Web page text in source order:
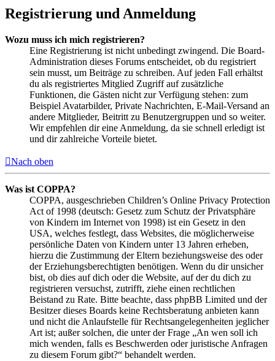
Registrierung und Anmeldung
Wozu muss ich mich registrieren?
Eine Registrierung ist nicht unbedingt zwingend. Die Board-
Administration dieses Forums entscheidet, ob du registriert
sein musst, um Beiträge zu schreiben. Auf jeden Fall erhältst
du als registriertes Mitglied Zugriff auf zusätzliche
Funktionen, die Gästen nicht zur Verfügung stehen: zum
Beispiel Avatarbilder, Private Nachrichten, E-Mail-Versand an
andere Mitglieder, Beitritt zu Benutzergruppen und so weiter.
Wir empfehlen dir eine Anmeldung, da sie schnell erledigt ist
und dir zahlreiche Vorteile bietet.
Nach oben
Was ist COPPA?
COPPA, ausgeschrieben Children’s Online Privacy Protection
Act of 1998 (deutsch: Gesetz zum Schutz der Privatsphäre
von Kindern im Internet von 1998) ist ein Gesetz in den
USA, welches festlegt, dass Websites, die möglicherweise
persönliche Daten von Kindern unter 13 Jahren erheben,
hierzu die Zustimmung der Eltern beziehungsweise des oder
der Erziehungsberechtigten benötigen. Wenn du dir unsicher
bist, ob dies auf dich oder die Website, auf der du dich zu
registrieren versuchst, zutrifft, ziehe einen rechtlichen
Beistand zu Rate. Bitte beachte, dass phpBB Limited und der
Besitzer dieses Boards keine Rechtsberatung anbieten kann
und nicht die Anlaufstelle für Rechtsangelegenheiten jeglicher
Art ist; außer solchen, die unter der Frage „An wen soll ich
mich wenden, falls es Beschwerden oder juristische Anfragen
zu diesem Forum gibt?“ behandelt werden.